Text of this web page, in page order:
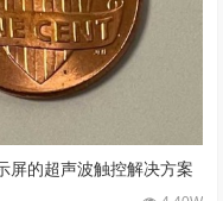
屏的超声波触控解决方案